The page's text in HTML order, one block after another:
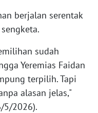
berjalan serentak
sudah
Yeremias Faidan
terpilih. Tapi
alasan jelas,"
5/2026).